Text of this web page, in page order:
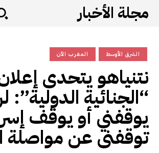
مجلة الأخبار
الشرق الأوسط المغرب الآن
نتنياهو يتحدى
“الجنائية الدولية”:
يوقفني أو يوقف
توقفنى عن مواصلة